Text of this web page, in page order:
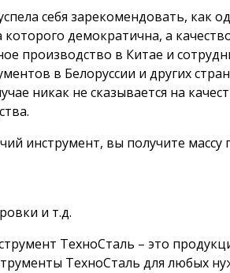
себя зарекомендовать, как
демократична, а
производство в Китае и
в Белоруссии и других
никак не сказывается на
инструмент, вы получите массу
и т.д.
ТехноСталь – это
ТехноСталь для любых